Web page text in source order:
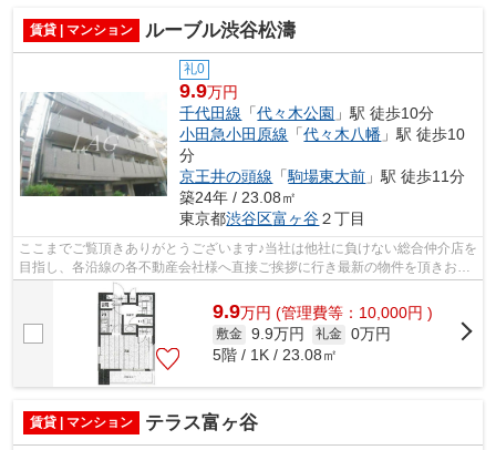
賃貸 | マンション ルーブル渋谷松濤
礼0
9.9万円
千代田線 「代々木公園 」駅 徒歩10分
小田急小田原線 「代々木八幡 」駅 徒歩10
分
京王井の頭線 「駒場東大前 」駅 徒歩11分
築24年 / 23.08㎡
東京都渋谷区富ヶ谷２丁目
ここまでご覧頂きありがとうございます♪当社は他社に負けない総合仲介店を
目指し、各沿線の各不動産会社様へ直接ご挨拶に行き最新の物件を頂きお客
様へ提供しております！最新の情報は...
9.9万円 (管理費等：10,000円 )
敷金 9.9万円 礼金 0万円
5階 / 1K / 23.08㎡
賃貸 | マンション テラス富ヶ谷